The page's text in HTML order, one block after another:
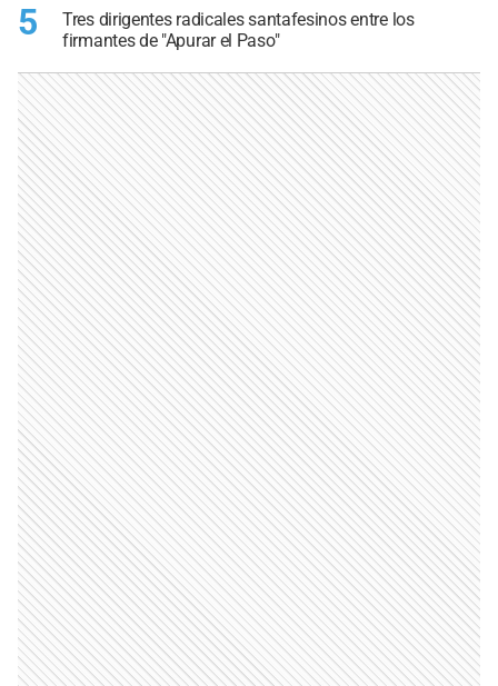
5
Tres dirigentes radicales santafesinos entre los
firmantes de "Apurar el Paso"